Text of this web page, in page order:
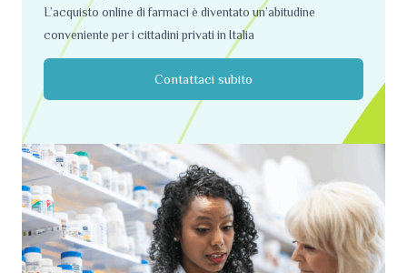
L’acquisto online di farmaci è diventato un’abitudine
conveniente per i cittadini privati ​​in Italia
Contattaci subito